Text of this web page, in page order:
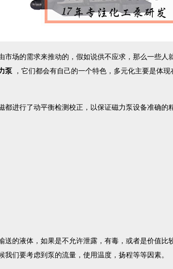
场的需求来推动的，假如说供不应求，那么一些人
泵 ，它们都会有自己的一个特色，多元化主要是体
都进行了动平衡检测校正，以保证磁力泵设备准确的
送的液体，如果是不允许泄露，有毒，或者是价值
们要考虑到泵的流量，使用温度，扬程等等因素。